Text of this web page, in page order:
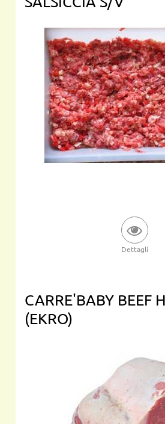
Dettagli
CARRE'BABY BEEF
(EKRO)